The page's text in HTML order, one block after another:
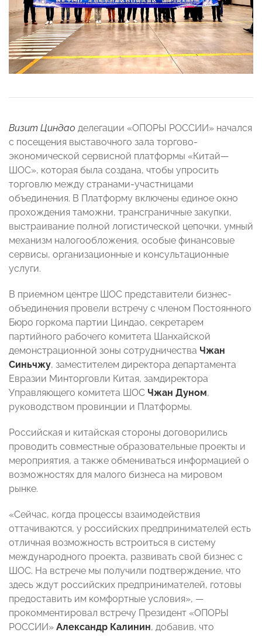
Визит Циндао делегации «ОПОРЫ РОССИИ» начался
с посещения выставочного зала торгово-
экономической сервисной платформы «Китай—
ШОС», которая была создана, чтобы упросить
торговлю между странами-участницами
объединения. В Платформу включены единое окно
прохождения таможни, трансграничные закупки,
выстраивание полной логистической цепочки, умный
механизм налогообложения, особые финансовые
сервисы, организационные и консультационные
услуги.
В приемном центре ШОС представители бизнес-
объединения провели встречу с членом Постоянного
Бюро горкома партии Циндао, секретарем
партийного рабочего комитета Шанхайской
демонстрационной зоны сотрудничества Чжан
Синьчжу, заместителем директора департамента
Евразии Минторговли Китая, замдиректора
Управляющего комитета ШОС Чжан Дуном,
руководством провинции и Платформы.
Российская и китайская стороны договорились
проводить совместные образовательные проекты и
мероприятия, а также обмениваться информацией о
возможностях для малого бизнеса на мировом
рынке.
«Сейчас, когда процессы взаимодействия
оттачиваются, у российских предпринимателей есть
отличная возможность встроиться в систему
международного проекта, развивать свой бизнес с
ШОС. На встрече мы получили подтверждение, что
здесь ждут российских предпринимателей, готовы
предоставить им комфортные условия», —
прокомментировал встречу Президент «ОПОРЫ
РОССИИ» Александр Калинин, добавив, что